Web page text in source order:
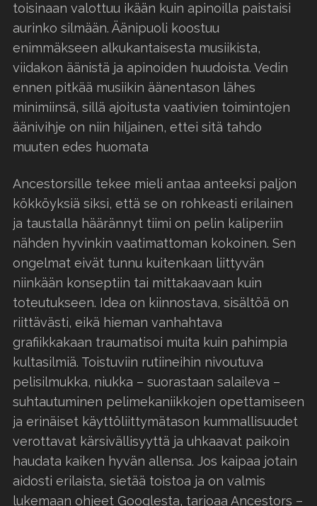
toisinaan valottuu ikään kuin apinoilla paistaisi
aurinko silmään. Äänipuoli koostuu
enimmäkseen alkukantaisesta musiikista,
viidakon äänistä ja apinoiden huudoista. Vedin
ennen pitkää musiikin äänentason lähes
minimiinsä, sillä ajoitusta vaativien toimintojen
äänivihje on niin hiljainen, ettei sitä tahdo
muuten edes huomata
Ancestorsille tekee mieli antaa anteeksi paljon
kökköyksiä siksi, että se on rohkeasti erilainen
ja taustalla häärännyt tiimi on pelin kaliperiin
nähden hyvinkin vaatimattoman kokoinen. Sen
ongelmat eivät tunnu kuitenkaan liittyvän
niinkään konseptiin tai mittakaavaan kuin
toteutukseen. Idea on kiinnostava, sisältöä on
riittävästi, eikä hieman vanhahtava
grafiikkakaan traumatisoi muita kuin pahimpia
kultasilmiä. Toistuviin rutiineihin nivoutuva
pelisilmukka, niukka – suorastaan salaileva –
suhtautuminen pelimekaniikkojen opettamiseen
ja erinäiset käyttöliittymätason kummallisuudet
verottavat kärsivällisyyttä ja uhkaavat paikoin
haudata kaiken hyvän allensa. Jos kaipaa jotain
aidosti erilaista, sietää toistoa ja on valmis
lukemaan ohjeet Googlesta, tarjoaa Ancestors –